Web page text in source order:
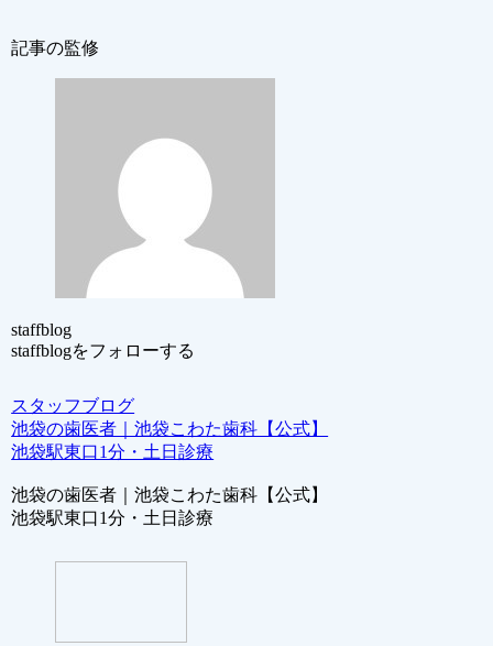
記事の監修
staffblog
staffblogをフォローする
スタッフブログ
池袋の歯医者｜池袋こわた歯科【公式】
池袋駅東口1分・土日診療
池袋の歯医者｜池袋こわた歯科【公式】
池袋駅東口1分・土日診療